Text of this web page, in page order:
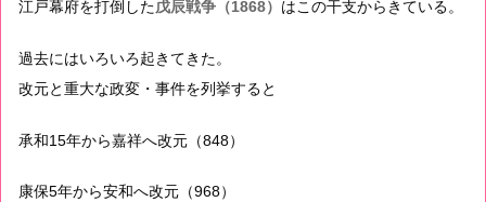
江戸幕府を打倒した戊辰戦争（1868） はこの干支からきている。
過去にはいろいろ起きてきた。
改元と重大な政変・事件を列挙すると
承和15年から嘉祥へ改元（848）
康保5年から安和へ改元（968）